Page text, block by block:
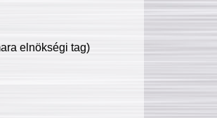
elnökségi tag)